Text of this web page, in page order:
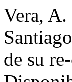
Vera,
de su